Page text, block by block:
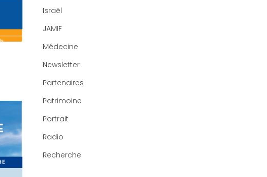
Israël
JAMIF
Médecine
Newsletter
Partenaires
Patrimoine
Portrait
Radio
Recherche